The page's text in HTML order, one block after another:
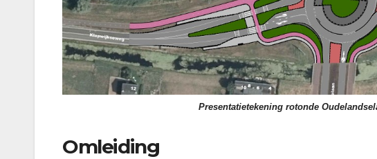
Presentatietekening rotonde
Omleiding